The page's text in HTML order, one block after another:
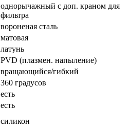
однорычажный с доп. краном для
фильтра
вороненая сталь
матовая
латунь
PVD (плазмен. напыление)
вращающийся/гибкий
360 градусов
есть
есть
силикон